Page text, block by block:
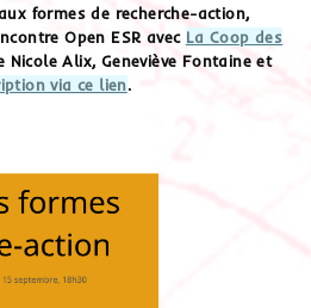
formes de recherche-action,
Open ESR avec La Coop des
Nicole Alix, Geneviève Fontaine et
via ce lien.